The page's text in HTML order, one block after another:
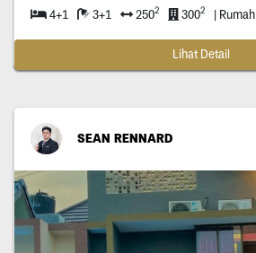
4+1 3+1 2502 3002 | Rumah
Lihat Detail
SEAN RENNARD